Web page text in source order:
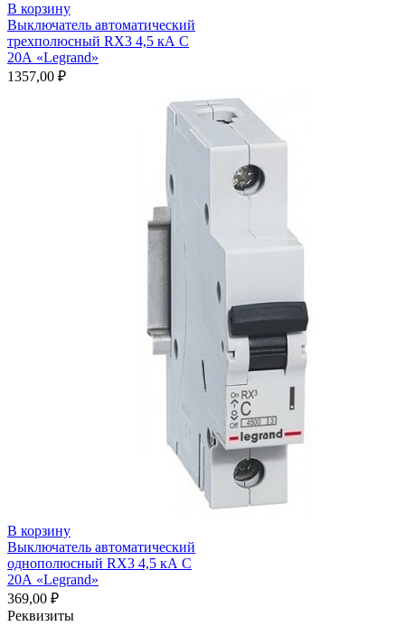
В корзину
Выключатель автоматический
трехполюсный RX3 4,5 кА С
20А «Legrand»
1357,00 ₽
В корзину
Выключатель автоматический
однополюсный RX3 4,5 кА С
20А «Legrand»
369,00 ₽
Реквизиты